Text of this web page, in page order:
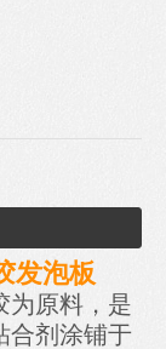
发泡板
为原料，是
合剂涂铺于